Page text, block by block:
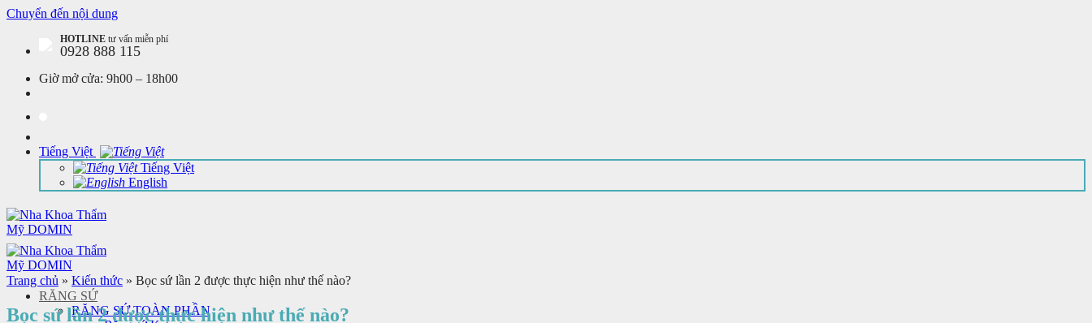
Chuyển đến nội dung
HOTLINE tư vấn miễn phí
0928 888 115
Giờ mở cửa: 9h00 – 18h00
Tiếng Việt
Tiếng Việt
English
RĂNG SỨ
RĂNG SỨ TOÀN PHẦN
Trang chủ » Kiến thức » Bọc sứ lần 2 được thực hiện như thế nào?
Bọc sứ lần 2 được thực hiện như thế nào?